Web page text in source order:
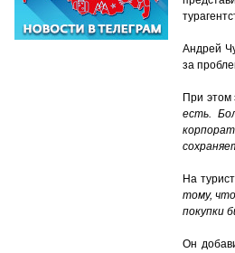
Андрей
за
При этом
есть.
На
тому,
покупки
Он